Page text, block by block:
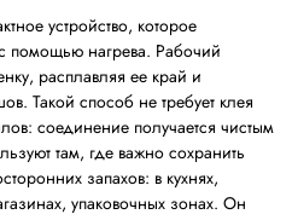
устройство, которое
с помощью нагрева. Рабочий
расплавляя ее край и
Такой способ не требует клея
соединение получается чистым
там, где важно сохранить
запахов: в кухнях,
упаковочных зонах. Он